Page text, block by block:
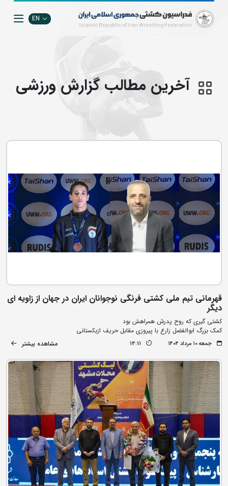
EN
آخرین مطالب گزارش ورزشی
قهرمانی تیم ملی کشتی فرنگی نوجوانان ایران در جهان از زاویه ای
دیگر
کشتی گیری که روح پدرش همراهش بود
کمک بزرگ ابوالفضل زارع با پیروزی مقابل حریف ازبکستانی
جمعه ۱۰ مرداد ۱۴۰۴ 14:11 مشاهده بیشتر